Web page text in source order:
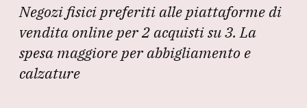
Negozi fisici preferiti alle piattaforme di
vendita online per 2 acquisti su 3. La
spesa maggiore per abbigliamento e
calzature